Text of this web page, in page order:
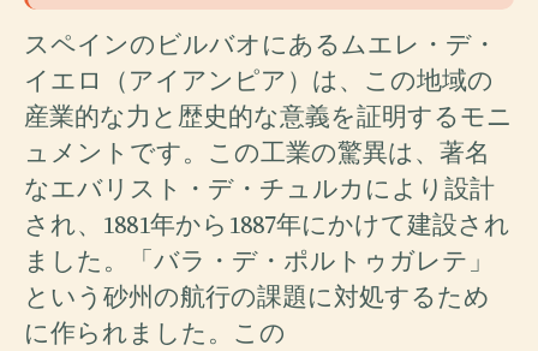
スペインのビルバオにあるムエレ・デ・
イエロ（アイアンピア）は、この地域の
産業的な力と歴史的な意義を証明するモニ
ュメントです。この工業の驚異は、著名
なエバリスト・デ・チュルカにより設計
され、1881年から1887年にかけて建設され
ました。「バラ・デ・ポルトゥガレテ」
という砂州の航行の課題に対処するため
に作られました。この